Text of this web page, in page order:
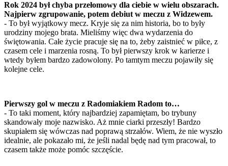
Rok 2024 był chyba przełomowy dla ciebie w wielu obszarach.
Najpierw zgrupowanie, potem debiut w meczu z Widzewem.
- To był wyjątkowy mecz. Kryje się za nim historia, bo to były
urodziny mojego brata. Mieliśmy więc dwa wydarzenia do
świętowania. Całe życie pracuje się na to, żeby zaistnieć w piłce, z
czasem cele i marzenia rosną. To był pierwszy krok w karierze i
wtedy byłem bardzo zadowolony. Po tamtym meczu pojawiły się
kolejne cele.
Pierwszy gol w meczu z Radomiakiem Radom to…
- To taki moment, który najbardziej zapamiętam, bo trybuny
skandowały moje nazwisko. Aż mnie ciarki przeszły! Bardzo
skupiałem się wówczas nad poprawą strzałów. Wiem, że nie wyszło
idealnie, ale pokazało mi, że jeśli nadal będę nad tym pracował, to
czasem także może pomóc szczęście.